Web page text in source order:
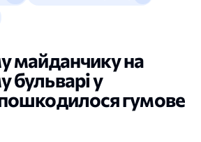
майданчику на
бульварі у
гумове